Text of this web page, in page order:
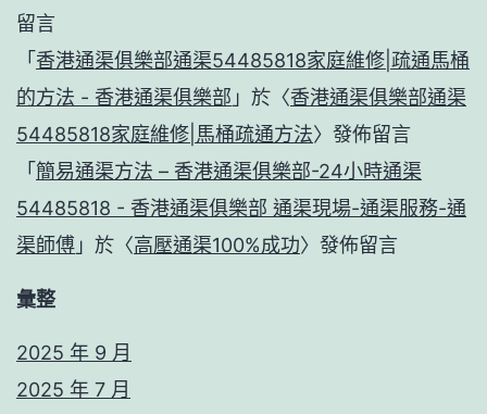
留言
「 香港通渠俱樂部通渠54485818家庭維修|疏通馬桶
的方法 - 香港通渠俱樂部 」於〈香港通渠俱樂部通渠
54485818家庭維修|馬桶疏通方法〉發佈留言
「 簡易通渠方法 – 香港通渠俱樂部-24小時通渠
54485818 - 香港通渠俱樂部 通渠現場-通渠服務-通
渠師傅 」於〈高壓通渠100%成功〉發佈留言
彙整
2025 年 9 月
2025 年 7 月